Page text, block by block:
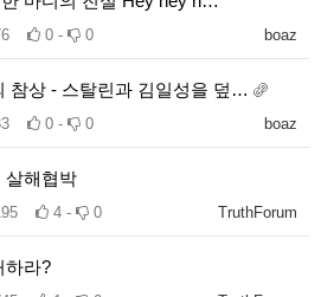
boaz
0 - 0
참상 - 스탈린과 김일성을 덮…
boaz
0 - 0
살해협박
TruthForum
4 - 0
하라?